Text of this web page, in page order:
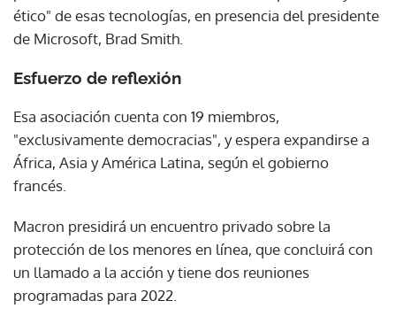
ético" de esas tecnologías, en presencia del presidente
de Microsoft, Brad Smith.
Esfuerzo de reflexión
Esa asociación cuenta con 19 miembros,
"exclusivamente democracias", y espera expandirse a
África, Asia y América Latina, según el gobierno
francés.
Macron presidirá un encuentro privado sobre la
protección de los menores en línea, que concluirá con
un llamado a la acción y tiene dos reuniones
programadas para 2022.